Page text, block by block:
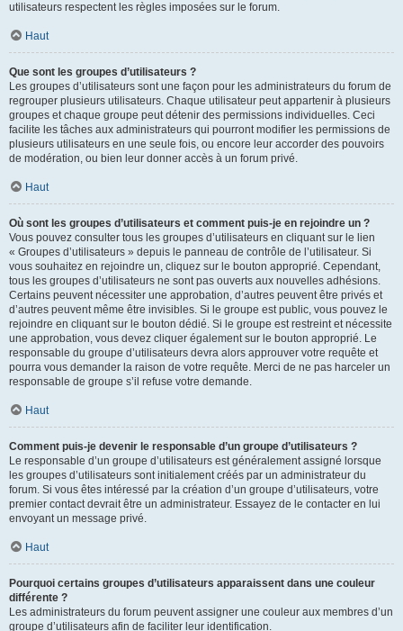
utilisateurs respectent les règles imposées sur le forum.
Haut
Que sont les groupes d’utilisateurs ?
Les groupes d’utilisateurs sont une façon pour les administrateurs du forum de
regrouper plusieurs utilisateurs. Chaque utilisateur peut appartenir à plusieurs
groupes et chaque groupe peut détenir des permissions individuelles. Ceci
facilite les tâches aux administrateurs qui pourront modifier les permissions de
plusieurs utilisateurs en une seule fois, ou encore leur accorder des pouvoirs
de modération, ou bien leur donner accès à un forum privé.
Haut
Où sont les groupes d’utilisateurs et comment puis-je en rejoindre un ?
Vous pouvez consulter tous les groupes d’utilisateurs en cliquant sur le lien
« Groupes d’utilisateurs » depuis le panneau de contrôle de l’utilisateur. Si
vous souhaitez en rejoindre un, cliquez sur le bouton approprié. Cependant,
tous les groupes d’utilisateurs ne sont pas ouverts aux nouvelles adhésions.
Certains peuvent nécessiter une approbation, d’autres peuvent être privés et
d’autres peuvent même être invisibles. Si le groupe est public, vous pouvez le
rejoindre en cliquant sur le bouton dédié. Si le groupe est restreint et nécessite
une approbation, vous devez cliquer également sur le bouton approprié. Le
responsable du groupe d’utilisateurs devra alors approuver votre requête et
pourra vous demander la raison de votre requête. Merci de ne pas harceler un
responsable de groupe s’il refuse votre demande.
Haut
Comment puis-je devenir le responsable d’un groupe d’utilisateurs ?
Le responsable d’un groupe d’utilisateurs est généralement assigné lorsque
les groupes d’utilisateurs sont initialement créés par un administrateur du
forum. Si vous êtes intéressé par la création d’un groupe d’utilisateurs, votre
premier contact devrait être un administrateur. Essayez de le contacter en lui
envoyant un message privé.
Haut
Pourquoi certains groupes d’utilisateurs apparaissent dans une couleur
différente ?
Les administrateurs du forum peuvent assigner une couleur aux membres d’un
groupe d’utilisateurs afin de faciliter leur identification.